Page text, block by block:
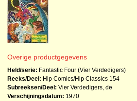
Overige productgegevens
Held/serie: Fantastic Four (Vier Verdedigers)
Reeks/Deel: Hip Comics/Hip Classics 154
Subreeksen/Deel: Vier Verdedigers, de
Verschijningsdatum: 1970